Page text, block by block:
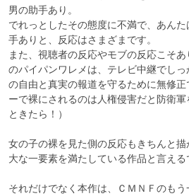
男の助手あり。
でれっとしたその態度に不満で、あん
手ありと、反応はさまざまです。
また、視聴者の反応やモブの反応こそ
のパイパンワレメは、テレビ中継でし
の自由と真実の報道を守るために無修
ーで裸にされるのは人権侵害だと防衛
ときたら！）
女の子の裸を見た側の反応もきちんと
大な一要素を満たしている作品と言える
それだけでなく本作は、ＣＭＮＦのも